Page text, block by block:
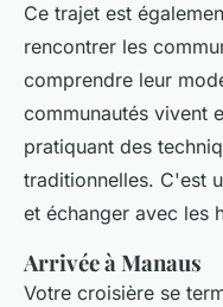
Ce trajet est
rencontrer les
comprendre leur
communautés vivent
pratiquant des
traditionnelles. C'est
et échanger avec les
Arrivée à Manaus
Votre croisière se